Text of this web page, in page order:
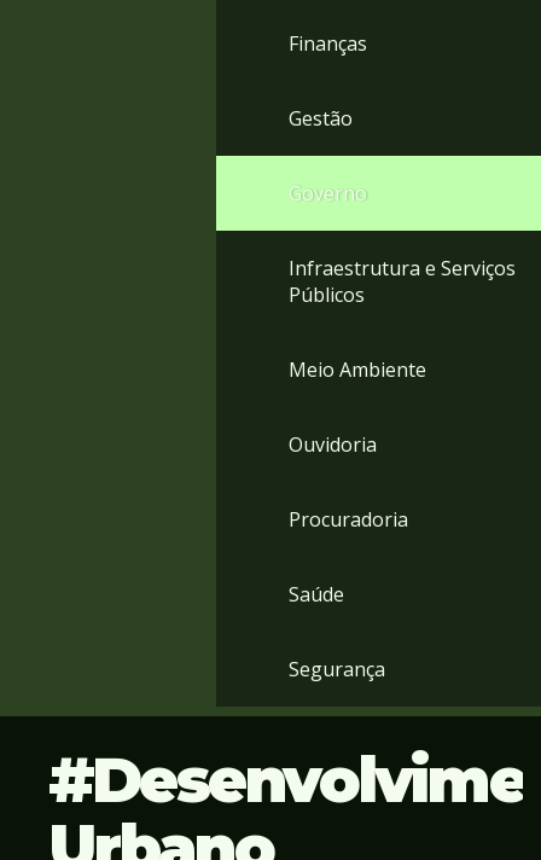
Finanças
Gestão
Governo
Infraestrutura e Serviços
Públicos
Meio Ambiente
Ouvidoria
Procuradoria
Saúde
Segurança